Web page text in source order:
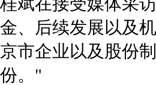
金、后续发展以及
京市企业以及股份
份。"